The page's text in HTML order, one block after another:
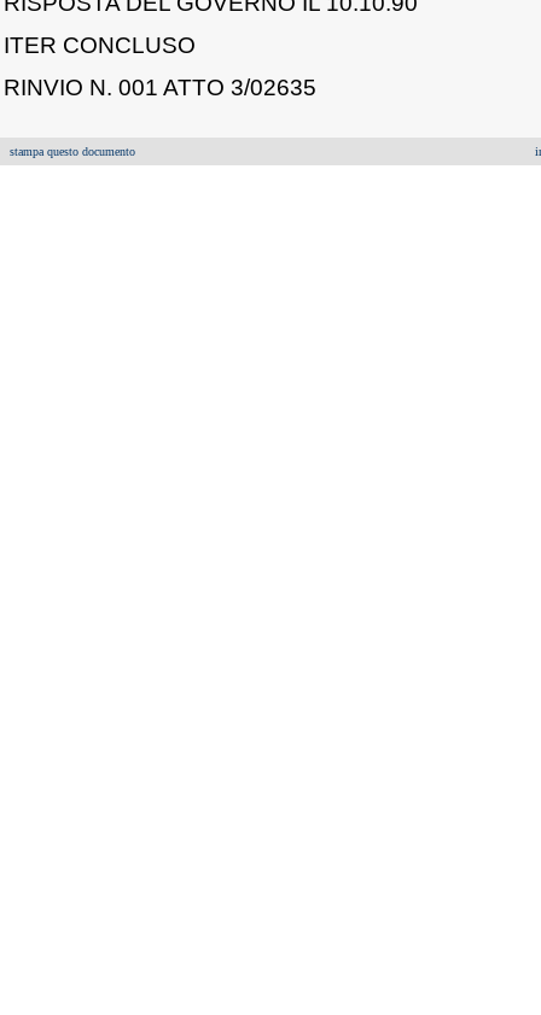
ITER CONCLUSO
RINVIO N. 001 ATTO 3/02635
stampa questo documento